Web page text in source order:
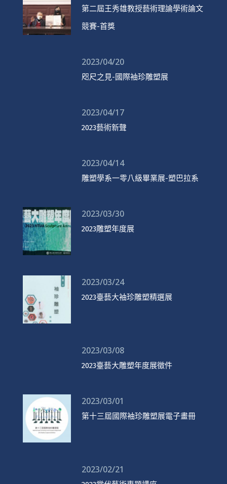
第二屆王秀雄教授藝術理論學術論文
競賽-首獎
2023/04/20
咫尺之見-國際袖珍雕塑展
2023/04/17
2023藝術新聲
2023/04/14
雕塑學系一零八級畢業展-塑巴拉系
2023/03/30
2023雕塑年度展
2023/03/24
2023臺藝大袖珍雕塑精選展
2023/03/08
2023臺藝大雕塑年度展徵件
2023/03/01
第十三屆國際袖珍雕塑展電子畫冊
2023/02/21